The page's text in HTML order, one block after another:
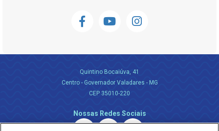
Quintino Bocaiúva, 41
Centro - Governador Valadares - MG
CEP 35010-220
Nossas Redes Sociais